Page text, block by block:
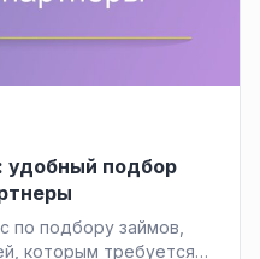
подбор
по подбору займов,
которым требуется